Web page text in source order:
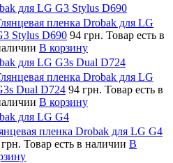
для LG G3 Stylus D690
пленка Drobak для LG
Stylus D690 94 грн. Товар есть в
В корзину
для LG G3s Dual D724
пленка Drobak для LG
Dual D724 94 грн. Товар есть в
В корзину
для LG G4
пленка Drobak для LG G4
Товар есть в наличии В